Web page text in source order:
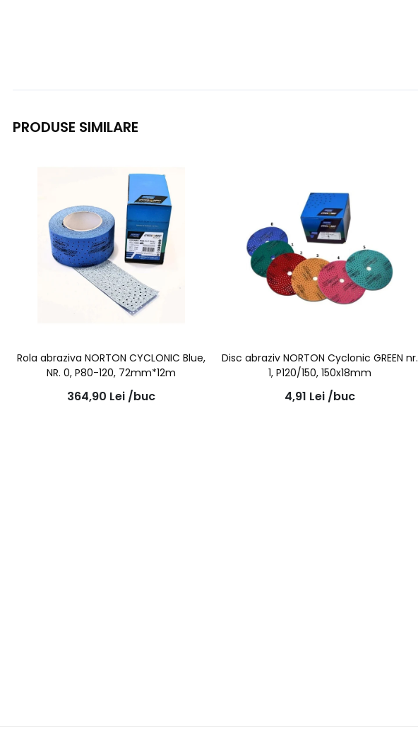
PRODUSE SIMILARE
Rola abraziva NORTON CYCLONIC Blue,
NR. 0, P80-120, 72mm*12m
364,90 Lei /buc
Disc abraziv NORTON Cyclonic GREEN nr.
1, P120/150, 150x18mm
4,91 Lei /buc